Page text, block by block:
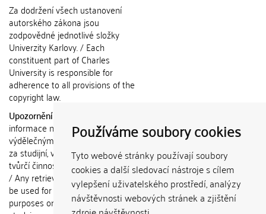
Používáme soubory cookies
Tyto webové stránky používají soubory
cookies a další sledovací nástroje s cílem
vylepšení uživatelského prostředí, analýzy
návštěvnosti webových stránek a zjištění
Za dodržení všech ustanovení
autorského zákona jsou
zodpovědné jednotlivé složky
Univerzity Karlovy. / Each
constituent part of Charles
University is responsible for
adherence to all provisions of the
copyright law.
Upozornění / Notice:
informace nemohou být použity k
výdělečným účelům nebo vydávány
za studijní, vědeckou nebo jinou
tvůrčí činnost jiné osoby než autora.
/ Any retrieved information shall not
be used for any commercial
purposes or claimed as results of